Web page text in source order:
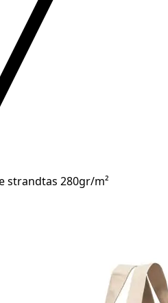
strandtas 280gr/m²